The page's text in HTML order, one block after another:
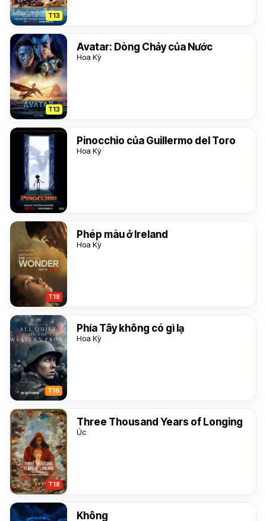
T13
T13
Avatar: Dòng Chảy của Nước
Hoa Kỳ
Pinocchio của Guillermo del Toro
Hoa Kỳ
T18
Phép màu ở Ireland
Hoa Kỳ
T16
Phía Tây không có gì lạ
Hoa Kỳ
T18
Three Thousand Years of Longing
Úc
Không